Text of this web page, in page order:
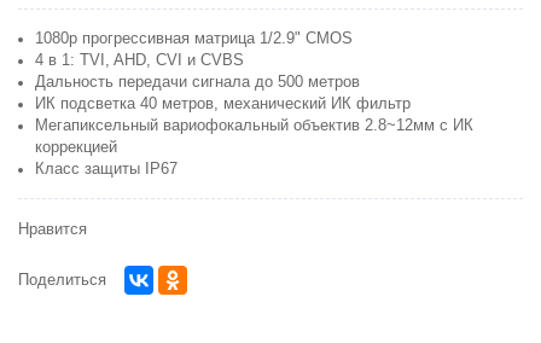
1080p прогрессивная матрица 1/2.9" CMOS
4 в 1: TVI, AHD, CVI и CVBS
Дальность передачи сигнала до 500 метров
ИК подсветка 40 метров, механический ИК фильтр
Мегапиксельный вариофокальный объектив 2.8~12мм с ИК
коррекцией
Класс защиты IP67
Нравится
Поделиться